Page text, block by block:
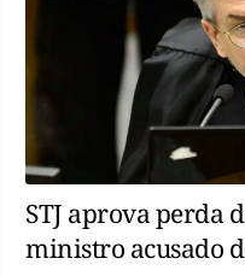
STJ aprova perda
ministro acusado